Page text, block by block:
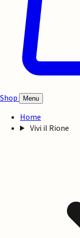
Shop Menu
Home
Vivi il Rione